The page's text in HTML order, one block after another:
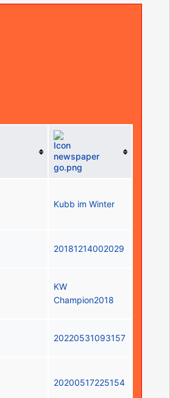
Kubb im Winter
20181214002029
KW
Champion2018
20220531093157
20200517225154